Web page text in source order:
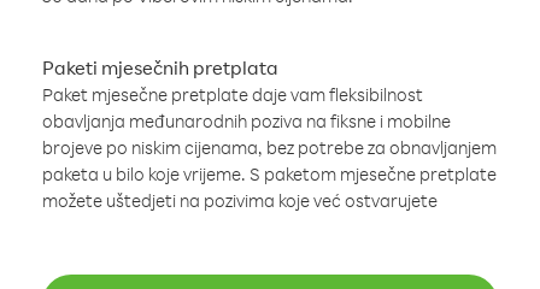
Paketi mjesečnih pretplata
Paket mjesečne pretplate daje vam fleksibilnost
obavljanja međunarodnih poziva na fiksne i mobilne
brojeve po niskim cijenama, bez potrebe za obnavljanjem
paketa u bilo koje vrijeme. S paketom mjesečne pretplate
možete uštedjeti na pozivima koje već ostvarujete